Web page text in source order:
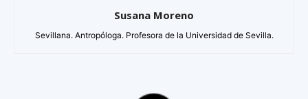
Susana Moreno
Sevillana. Antropóloga. Profesora de la Universidad de Sevilla.